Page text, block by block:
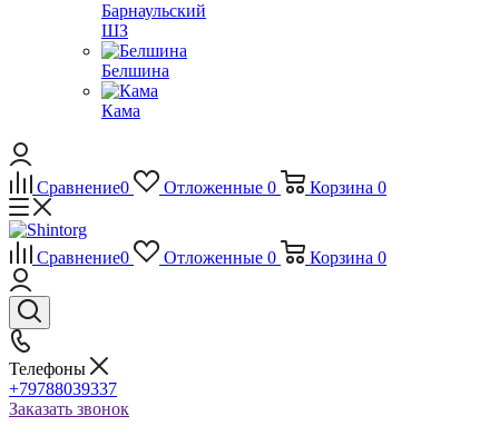
Барнаульский
ШЗ
Белшина
Кама
Сравнение0 Отложенные 0 Корзина 0
Сравнение0 Отложенные 0 Корзина 0
Телефоны
+79788039337
Заказать звонок